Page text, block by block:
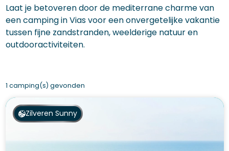
Laat je betoveren door de mediterrane charme van
een camping in Vias voor een onvergetelijke vakantie
tussen fijne zandstranden, weelderige natuur en
outdooractiviteiten.
1 camping(s) gevonden
Zilveren Sunny